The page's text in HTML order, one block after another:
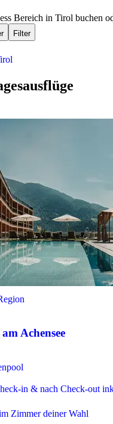
Bereich in Tirol buchen
Filter
Achensee
in & nach Check-out
Zimmer deiner Wahl